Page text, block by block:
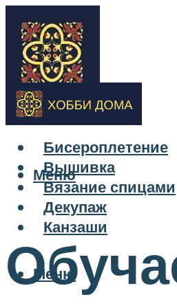
Бисероплетение
Вышивка
Вязание спицами
Декупаж
Канзаши
Меню
Меню